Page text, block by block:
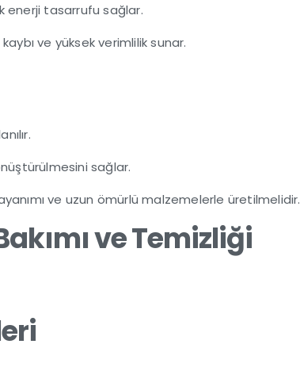
enerji tasarrufu sağlar.
ve yüksek verimlilik sunar.
sağlar.
ve uzun ömürlü malzemelerle üretilmelidir.
ve Temizliği